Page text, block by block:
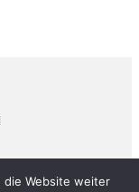
die Website weiter